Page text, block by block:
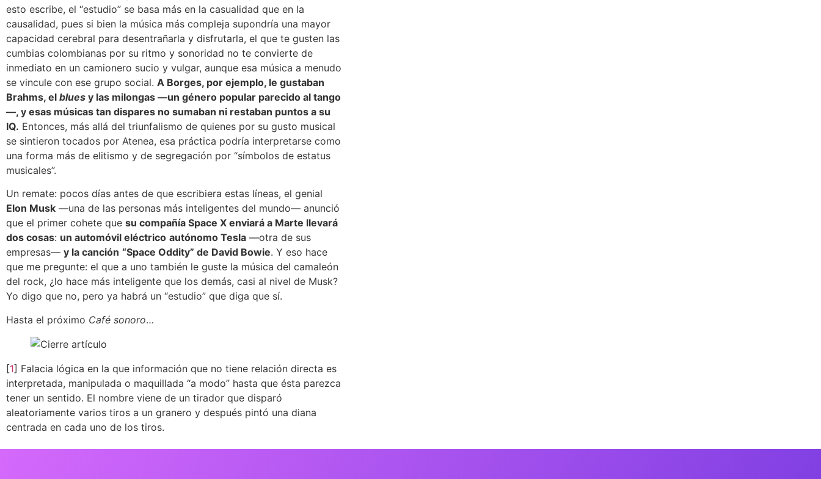
esto escribe, el “estudio” se basa más en la casualidad que en la
causalidad, pues si bien la música más compleja supondría una mayor
capacidad cerebral para desentrañarla y disfrutarla, el que te gusten las
cumbias colombianas por su ritmo y sonoridad no te convierte de
inmediato en un camionero sucio y vulgar, aunque esa música a menudo
se vincule con ese grupo social. A Borges, por ejemplo, le gustaban
Brahms, el blues y las milongas —un género popular parecido al tango
—, y esas músicas tan dispares no sumaban ni restaban puntos a su
IQ. Entonces, más allá del triunfalismo de quienes por su gusto musical
se sintieron tocados por Atenea, esa práctica podría interpretarse como
una forma más de elitismo y de segregación por “símbolos de estatus
musicales”.
Un remate: pocos días antes de que escribiera estas líneas, el genial
Elon Musk —una de las personas más inteligentes del mundo— anunció
que el primer cohete que su compañía Space X enviará a Marte llevará
dos cosas: un automóvil eléctrico autónomo Tesla —otra de sus
empresas— y la canción “Space Oddity” de David Bowie. Y eso hace
que me pregunte: el que a uno también le guste la música del camaleón
del rock, ¿lo hace más inteligente que los demás, casi al nivel de Musk?
Yo digo que no, pero ya habrá un “estudio” que diga que sí.
Hasta el próximo Café sonoro…
[1] Falacia lógica en la que información que no tiene relación directa es
interpretada, manipulada o maquillada “a modo” hasta que ésta parezca
tener un sentido. El nombre viene de un tirador que disparó
aleatoriamente varios tiros a un granero y después pintó una diana
centrada en cada uno de los tiros.